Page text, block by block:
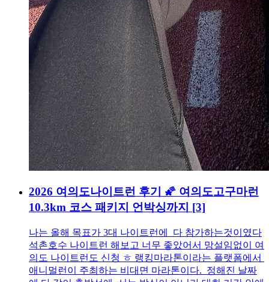
2026 여의도나이트런 후기 🌠 여의도고구마런
10.3km 코스 패키지 언박싱까지 [3]
나는 올해 목표가 3대 나이트런에 다 참가하는것이였다
석촌호수 나이트런 해보고 너무 좋았어서 망설임없이 여
의도 나이트런도 신청 ㅎ 랭킹마라톤이라는 플랫폼에서
애니멀런이 주최하는 비대면 마라톤이다. 정해진 날짜